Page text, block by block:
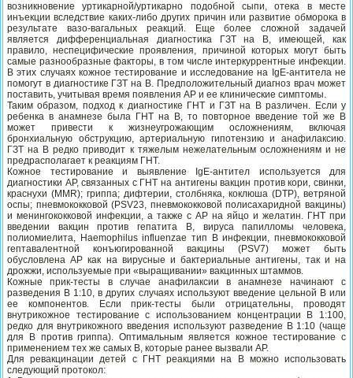
возникновение уртикарной/уртикарно подобной сыпи, отека в месте
инъекции вследствие каких-либо других причин или развитие обморока в
результате вазо-вагальных реакций. Еще более сложной задачей
является дифференциальная диагностика ГЗТ на В, имеющей, как
правило, неспецифические проявления, причиной которых могут быть
самые разнообразные факторы, в том числе интеркуррентные инфекции.
В этих случаях кожное тестирование и исследование на IgE-антитела не
помогут в диагностике ГЗТ на В. Предположительный диагноз врач может
поставить, учитывая время появления АР и ее клинические симптомы.
Таким образом, подход к диагностике ГНТ и ГЗТ на В различен. Если у
ребенка в анамнезе была ГНТ на В, то повторное введение той же В
может привести к жизнеугрожающим осложнениям, включая
бронхиальную обструкцию, артериальную гипотензию и анафилаксию.
ГЗТ на В редко приводит к тяжелым нежелательным осложнениям и не
предрасполагает к реакциям ГНТ.
Кожное тестирование и выявление IgE-антител используется для
диагностики АР, связанных с ГНТ на антигены вакцин против кори, свинки,
краснухи (MMR); гриппа; дифтерии, столбняка, коклюша (DTP), ветряной
оспы; пневмококковой (PSV23, пневмококковой полисахаридной вакцины)
и менингококковой инфекции, а также с АР на яйцо и желатин. ГНТ при
введении вакцин против гепатита В, вируса папилломы человека,
полиомиелита, Haemophilus influenzae тип B инфекции, пневмококковой
гептавалентной конъюгированной вакцины (PSV7) может быть
обусловлена АР как на вирусные и бактериальные антигены, так и на
дрожжи, используемые при «выращивании» вакцинных штаммов.
Кожные прик-тесты в случае анафилаксии в анамнезе начинают с
разведения В 1:10, в других случаях используют введение цельной В или
ее компонентов. Если прик-тесты были отрицательны, проводят
внутрикожное тестирование с использованием концентрации В 1:100,
редко для внутрикожного введения используют разведение В 1:10 (чаще
для В против гриппа). Оптимальным является кожное тестирование с
применением тех же самых В, которые ранее вызвали АР.
Для ревакцинации детей с ГНТ реакциями на В можно использовать
следующий протокол: